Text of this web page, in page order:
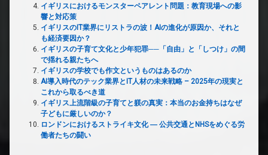
イギリスにおけるモンスターペアレント問題：教育現場への影
響と対応策
イギリスのIT業界にリストラの波！AIの進化が原因か、それと
も経済要因か？
イギリスの子育て文化と少年犯罪──「自由」と「しつけ」の間
で揺れる親たちへ
イギリスの学校でも作文というものはあるのか
AI導入時代のテック業界とIT人材の未来戦略 – 2025年の現実と
これから取るべき道
イギリス上流階級の子育てと躾の真実：本当のお金持ちはなぜ
子どもに厳しいのか？
ロンドンにおけるストライキ文化 ― 公共交通とNHSをめぐる労
働者たちの闘い